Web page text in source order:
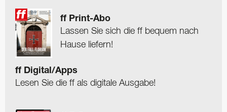
ff Print-Abo
Lassen Sie sich die ff bequem nach
Hause liefern!
ff Digital/Apps
Lesen Sie die ff als digitale Ausgabe!